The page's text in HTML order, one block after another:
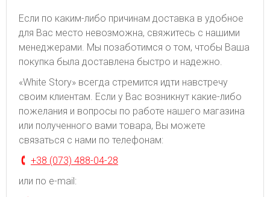
Если по каким-либо причинам доставка в удобное
для Вас место невозможна, свяжитесь с нашими
менеджерами. Мы позаботимся о том, чтобы Ваша
покупка была доставлена быстро и надежно.
«White Story» всегда стремится идти навстречу
своим клиентам. Если у Вас возникнут какие-либо
пожелания и вопросы по работе нашего магазина
или полученного вами товара, Вы можете
связаться с нами по телефонам:
+38 (073) 488-04-28
или по e-mail: